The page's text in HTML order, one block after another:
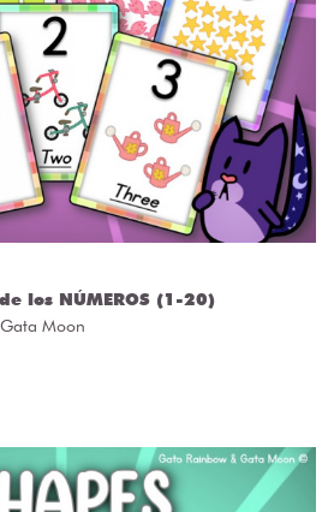
de los NÚMEROS (1-20)
Moon